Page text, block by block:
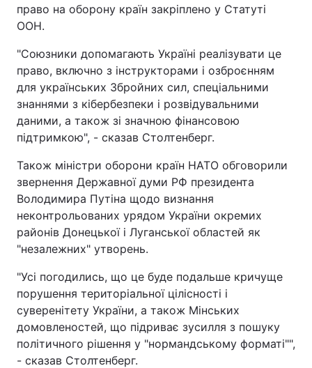
право на оборону країн закріплено у Статуті
ООН.
"Союзники допомагають Україні реалізувати це
право, включно з інструкторами і озброєнням
для українських Збройних сил, спеціальними
знаннями з кібербезпеки і розвідувальними
даними, а також зі значною фінансовою
підтримкою", - сказав Столтенберг.
Також міністри оборони країн НАТО обговорили
звернення Державної думи РФ президента
Володимира Путіна щодо визнання
неконтрольованих урядом України окремих
районів Донецької і Луганської областей як
"незалежних" утворень.
"Усі погодились, що це буде подальше кричуще
порушення територіальної цілісності і
суверенітету України, а також Мінських
домовленостей, що підриває зусилля з пошуку
політичного рішення у "нормандському форматі"",
- сказав Столтенберг.